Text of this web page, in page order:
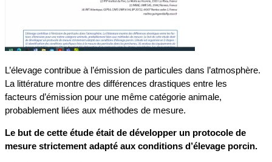
L’élevage contribue à l’émission de particules dans l’atmosphère.
La littérature montre des différences drastiques entre les
facteurs d’émission pour une même catégorie animale,
probablement liées aux méthodes de mesure.
Le but de cette étude était de développer un protocole de
mesure strictement adapté aux conditions d’élevage porcin.